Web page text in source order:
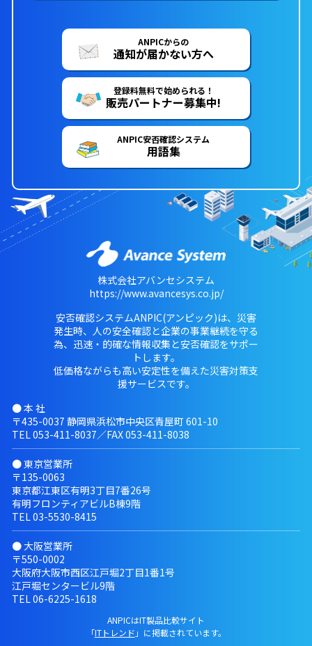
ANPICからの
通知が届かない方へ
登録料無料で始められる！
販売パートナー募集中!
ANPIC安否確認システム
用語集
株式会社アバンセシステム
https://www.avancesys.co.jp/
安否確認システムANPIC(アンピック)は、災害
発生時、人の安全確認と企業の事業継続を守る
為、迅速・的確な情報収集と安否確認をサポー
トします。
低価格ながらも高い安定性を備えた災害対策支
援サービスです。
● 本 社
〒435-0037 静岡県浜松市中央区青屋町 601-10
TEL 053-411-8037／FAX 053-411-8038
● 東京営業所
〒135-0063
東京都江東区有明3丁目7番26号
有明フロンティアビルB棟9階
TEL 03-5530-8415
● 大阪営業所
〒550-0002
大阪府大阪市西区江戸堀2丁目1番1号
江戸堀センタービル9階
TEL 06-6225-1618
ANPICはIT製品比較サイト
「ITトレンド 」に掲載されています。